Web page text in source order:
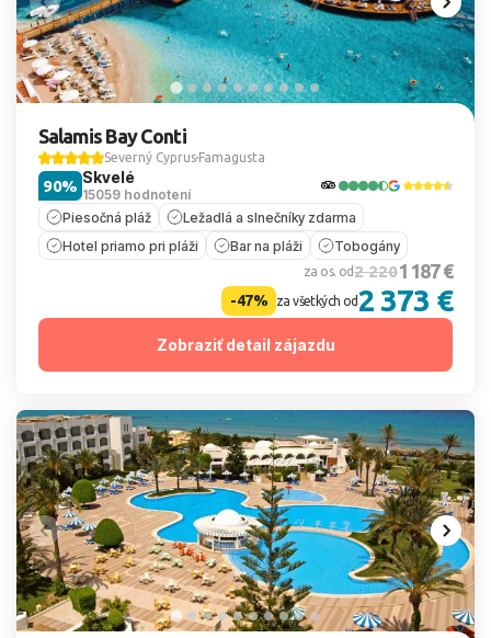
Salamis Bay Conti
Severný Cyprus Famagusta
Skvelé
15059 hodnotení
90%
Piesočná pláž
Ležadlá a slnečníky zdarma
Hotel priamo pri pláži
Bar na pláži Tobogány
za os. od2 2201 187 €
-47% za všetkých od2 373 €
Zobraziť detail zájazdu